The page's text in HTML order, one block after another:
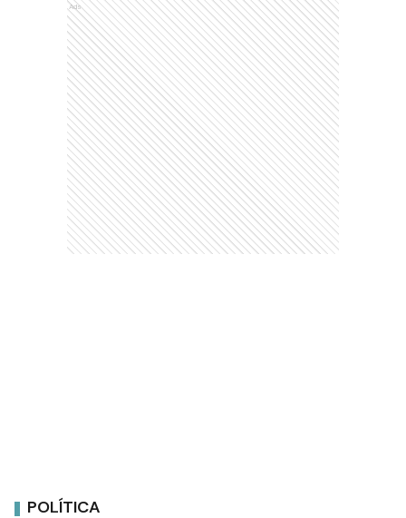
Ads
POLÍTICA